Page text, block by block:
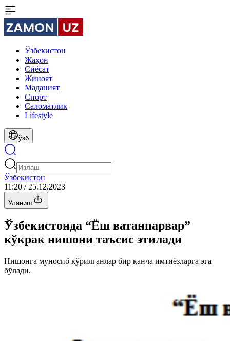
Ўзбекистон
Жаҳон
Сиёсат
Жиноят
Маданият
Спорт
Cаломатлик
Lifestyle
ўзб
Ўзбекистон
11:20 / 25.12.2023
Уланиш
Ўзбекистонда “Ёш ватанпарвар”
кўкрак нишони таъсис этилади
Нишонга муносиб кўрилганлар бир қанча имтиёзларга эга
бўлади.